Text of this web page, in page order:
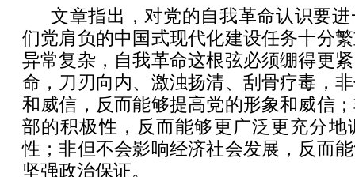
文章指出，对党的自我革命认识要
们党肩负的中国式现代化建设任务十分
异常复杂，自我革命这根弦必须绷得更
命，刀刃向内、激浊扬清、刮骨疗毒，
和威信，反而能够提高党的形象和威信
部的积极性，反而能够更广泛更充分地
性；非但不会影响经济社会发展，反而
坚强政治保证。